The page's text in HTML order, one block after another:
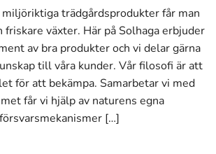
trädgårdsprodukter får man
friskare växter. Här på Solhaga erbjuder
av bra produkter och vi delar gärna
till våra kunder. Vår filosofi är att
för att bekämpa. Samarbetar vi med
får vi hjälp av naturens egna
försvarsmekanismer […]